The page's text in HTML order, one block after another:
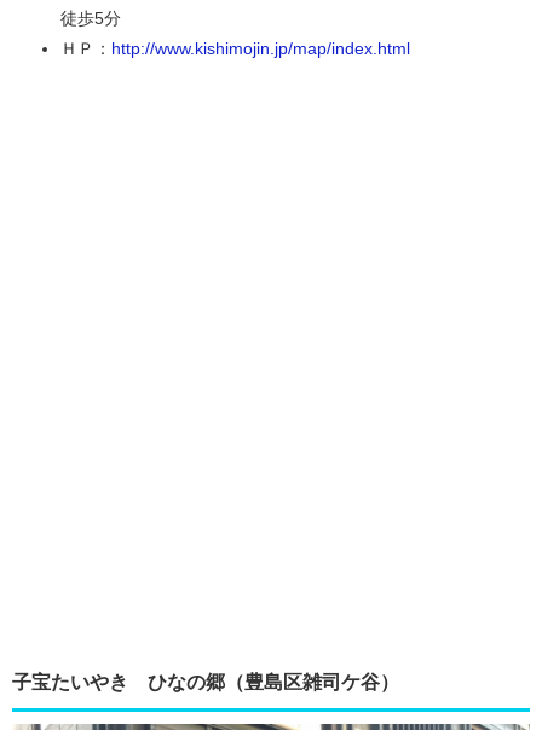
徒歩5分
ＨＰ： http://www.kishimojin.jp/map/index.html
子宝たいやき ひなの郷（豊島区雑司ケ谷）